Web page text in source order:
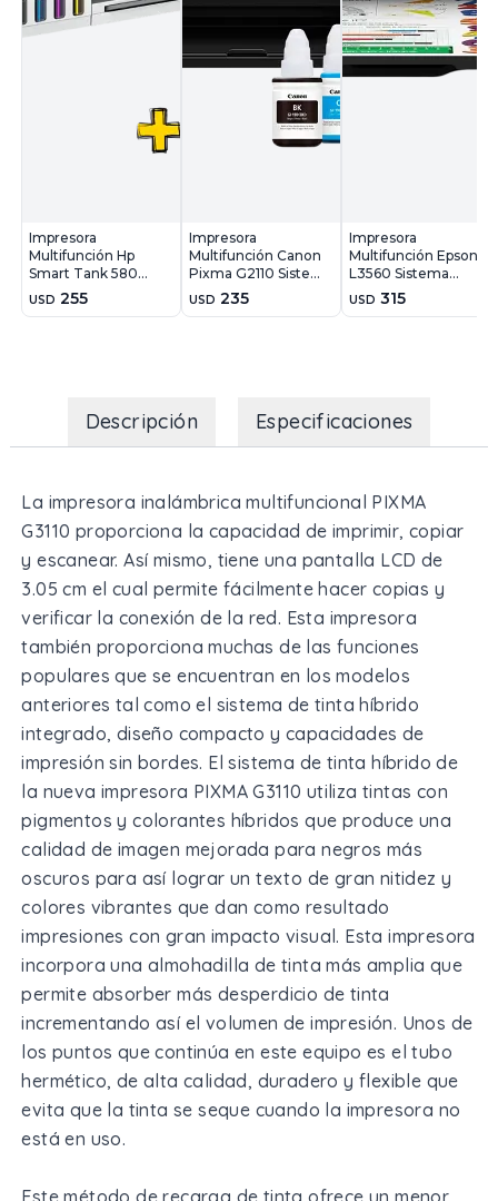
Impresora
Multifunción Hp
Smart Tank 580
Sistema Continuo -
Wifi
USD 255
Impresora
Multifunción Canon
Pixma G2110 Sistema
Continuo
USD 235
Impresora
Multifunción Epson
L3560 Sistema
Continuo - Wifi
USD 315
Descripción Especificaciones
La impresora inalámbrica multifuncional PIXMA
G3110 proporciona la capacidad de imprimir, copiar
y escanear. Así mismo, tiene una pantalla LCD de
3.05 cm el cual permite fácilmente hacer copias y
verificar la conexión de la red. Esta impresora
también proporciona muchas de las funciones
populares que se encuentran en los modelos
anteriores tal como el sistema de tinta híbrido
integrado, diseño compacto y capacidades de
impresión sin bordes. El sistema de tinta híbrido de
la nueva impresora PIXMA G3110 utiliza tintas con
pigmentos y colorantes híbridos que produce una
calidad de imagen mejorada para negros más
oscuros para así lograr un texto de gran nitidez y
colores vibrantes que dan como resultado
impresiones con gran impacto visual. Esta impresora
incorpora una almohadilla de tinta más amplia que
permite absorber más desperdicio de tinta
incrementando así el volumen de impresión. Unos de
los puntos que continúa en este equipo es el tubo
hermético, de alta calidad, duradero y flexible que
evita que la tinta se seque cuando la impresora no
está en uso.
Este método de recarga de tinta ofrece un menor